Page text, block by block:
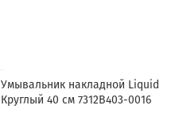
Умывальник накладной Liquid
Круглый 40 см 7312B403-0016